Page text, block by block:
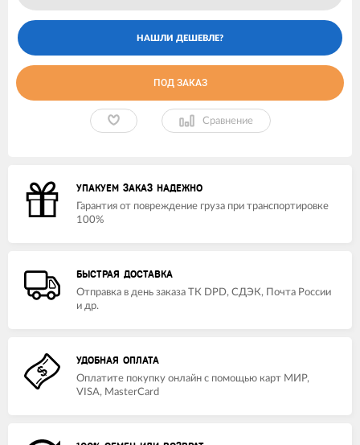
ПОД ЗАКАЗ
Сравнение
УПАКУЕМ ЗАКАЗ НАДЕЖНО
Гарантия от повреждение груза при транспортировке
100%
БЫСТРАЯ ДОСТАВКА
Отправка в день заказа ТК DPD, СДЭК, Почта России
и др.
УДОБНАЯ ОПЛАТА
Оплатите покупку онлайн с помощью карт МИР,
VISA, MasterCard